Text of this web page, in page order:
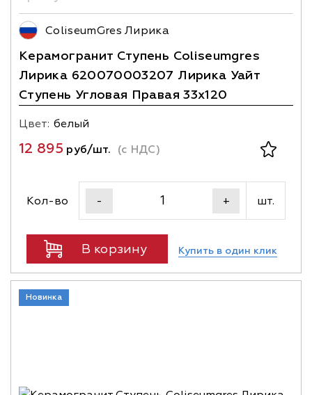
ColiseumGres Лирика
Керамогранит Ступень Coliseumgres
Лирика 620070003207 Лирика Уайт
Ступень Угловая Правая 33x120
Цвет: белый
12 895руб/шт. (с НДС)
Кол-во - + шт.
В корзину Купить в один клик
Новинка